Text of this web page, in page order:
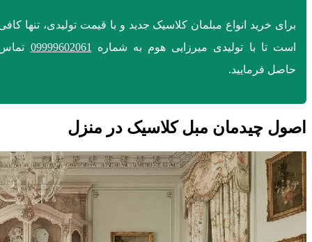
برای خرید انواع مبلمان کلاسیک جدید و با قیمت تولیدی، تنها
است تا با تولیدی میرزایی هوم به شماره
09999602061
حاصل فرمایید.
اصول چیدمان مبل کلاسیک در منزل